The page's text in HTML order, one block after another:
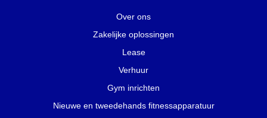
Over ons
Zakelijke oplossingen
Lease
Verhuur
Gym inrichten
Nieuwe en tweedehands fitnessapparatuur